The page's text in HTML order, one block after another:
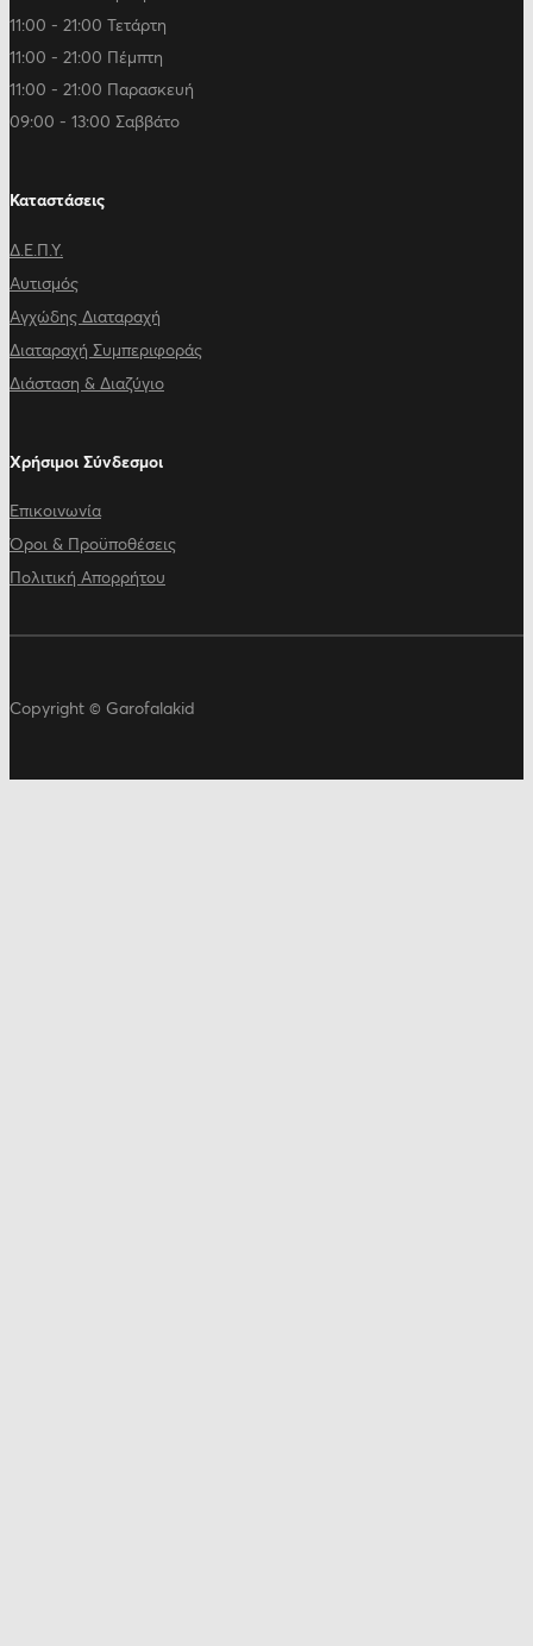
11:00 - 21:00 Τετάρτη
11:00 - 21:00 Πέμπτη
11:00 - 21:00 Παρασκευή
09:00 - 13:00 Σαββάτο
Καταστάσεις
Δ.Ε.Π.Υ.
Αυτισμός
Αγχώδης Διαταραχή
Διαταραχή Συμπεριφοράς
Διάσταση & Διαζύγιο
Χρήσιμοι Σύνδεσμοι
Επικοινωνία
Όροι & Προϋποθέσεις
Πολιτική Απορρήτου
Copyright © Garofalakid